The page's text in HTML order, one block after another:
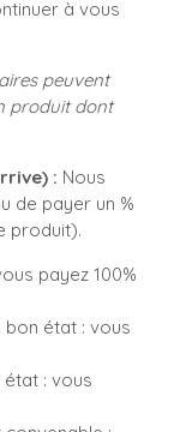
à vous
peuvent
produit dont
: Nous
de payer un %
produit).
payez 100%
état : vous
: vous